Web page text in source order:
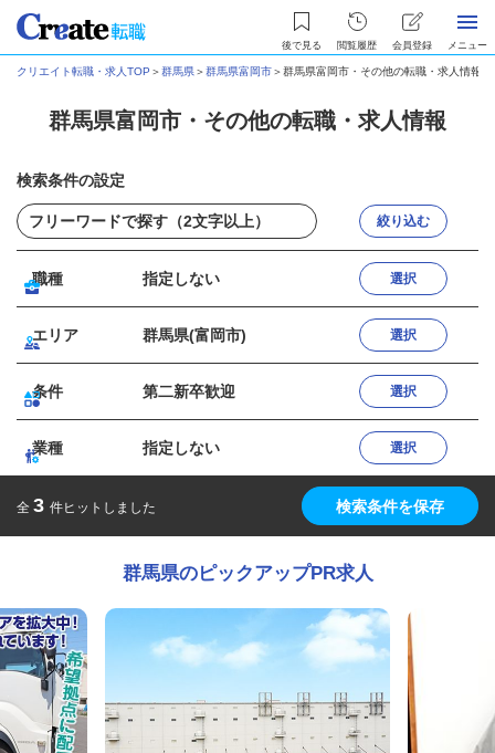
後で見る 閲覧履歴 会員登録 メニュー
クリエイト転職・求人TOP ＞群馬県＞群馬県富岡市＞群馬県富岡市・その他の転職・求人情報
群馬県富岡市・その他の転職・求人情報
検索条件の設定
絞り込む
職種 指定しない 選択
エリア 群馬県(富岡市) 選択
条件 第二新卒歓迎 選択
業種 指定しない 選択
全 3 件ヒットしました 検索条件を保存
群馬県のピックアップPR求人